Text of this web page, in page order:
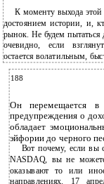
К моменту выхода этой
достоянием истории, и,
рынок. Не будем пытаться
очевидно, если
остается волатильным,
188
Он перемещается в
предупреждения о
обладает
эйфории до черного
Вот почему, если вы
NASDAQ, вы не
оказывают то или
направлениях. 17